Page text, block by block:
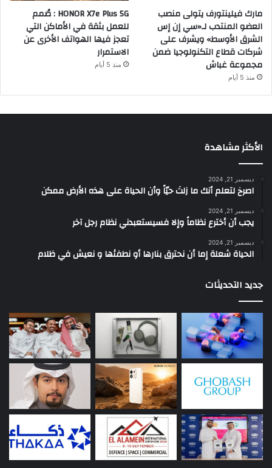
مارك فيلينتورف يتولى منصب
العضو المنتدب لـ«سي إن إس
الشرق الأوسط» ويشرف على
شركات قطاع التكنولوجيا ضمن
مجموعة غباش
منذ 5 أيام
HONOR X7e Plus 5G : صُمم
للعمل بثقة في الأماكن التي
تعجز فيها الهواتف الأخرى عن
الاستمرار
منذ 5 أيام
الأكثر مشاهدة
ديسمبر 21, 2024
‫اصرخ لتعلم أنك ما زلتَ حيّاً وأن الحياة على هذه الأرض ممكن
ديسمبر 21, 2024
يجب أن أخترع نظاماً وإلا فسيستعبدني نظام رجل آخر
ديسمبر 21, 2024
الحياة شعلة إما أن نحترق بنارها أو نطفئها و نعيش في ظلام
جديد التحديثات